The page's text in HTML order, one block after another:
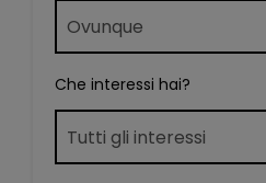
Che interessi hai?